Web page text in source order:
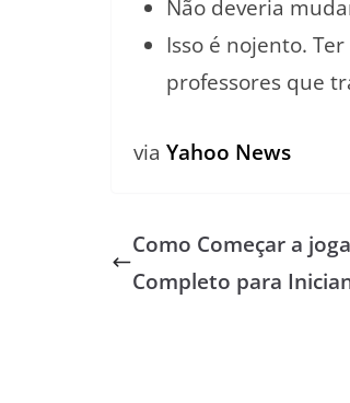
Não deveria
Isso é nojento.
professores que
via Yahoo News
Como Começar a
Completo para